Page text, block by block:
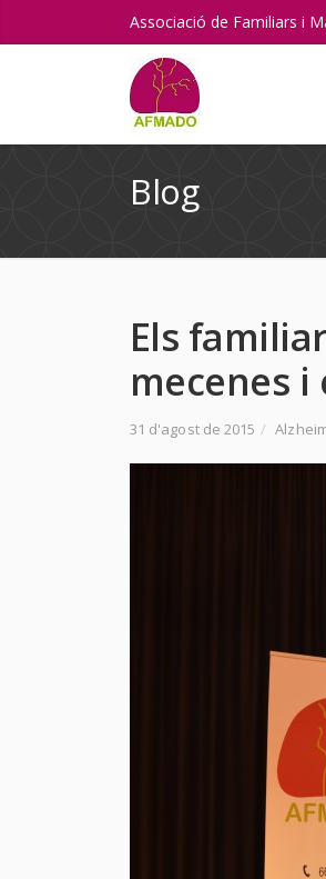
Associació de Familiars i
Blog
Els
mecenes
31 d'agost de 2015 /